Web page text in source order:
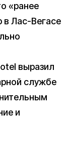
«ранее
в Лас-Вегасе
выразил
службе
и